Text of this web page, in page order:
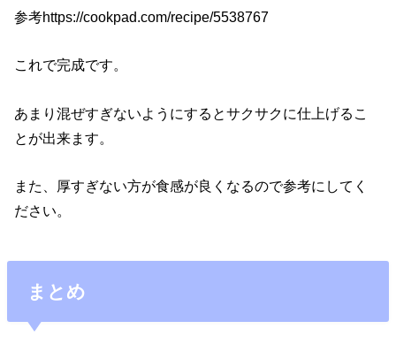
参考https://cookpad.com/recipe/5538767
これで完成です。
あまり混ぜすぎないようにするとサクサクに仕上げるこ
とが出来ます。
また、厚すぎない方が食感が良くなるので参考にしてく
ださい。
まとめ